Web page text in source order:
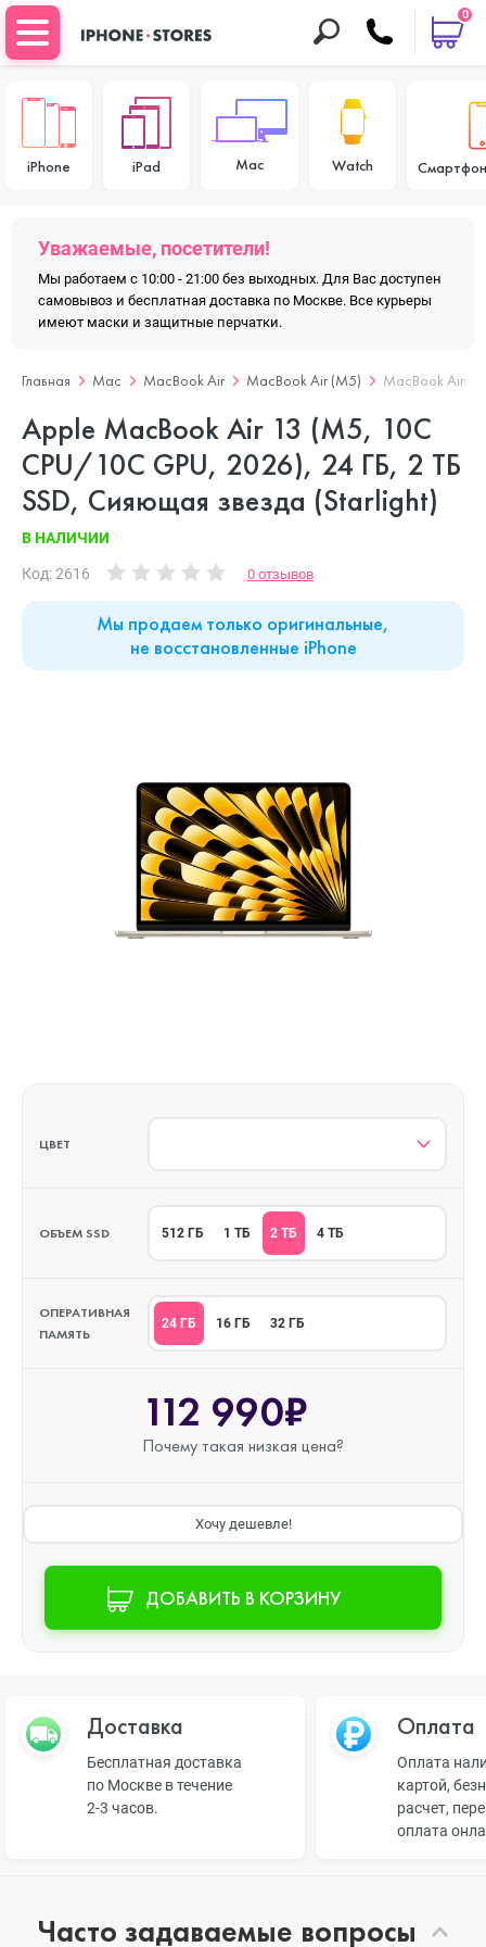
0
iPhone iPad Mac Watch
Уважаемые, посетители!
Мы работаем с 10:00 - 21:00 без выходных. Для Вас доступен
самовывоз и бесплатная доставка по Москве. Все курьеры
имеют маски и защитные перчатки.
Главная Mac MacBook Air MacBook Air (M5) MacBook Air
Apple MacBook Air 13 (M5, 10C
CPU/10C GPU, 2026), 24 ГБ, 2 ТБ
SSD, Сияющая звезда (Starlight)
В НАЛИЧИИ
Код: 2616 0 отзывов
Мы продаем только оригинальные,
не восстановленные iPhone
ЦВЕТ
ОБЪЕМ SSD 512 ГБ 1 ТБ 2 ТБ 4 ТБ
ОПЕРАТИВНАЯ
ПАМЯТЬ
24 ГБ 16 ГБ 32 ГБ
112 990₽
Почему такая низкая цена?
Хочу дешевле!
ДОБАВИТЬ В КОРЗИНУ
Доставка
Бесплатная доставка
по Москве в течение
2-3 часов.
Оплата
Оплата
картой,
расчет,
оплата
Часто задаваемые вопросы